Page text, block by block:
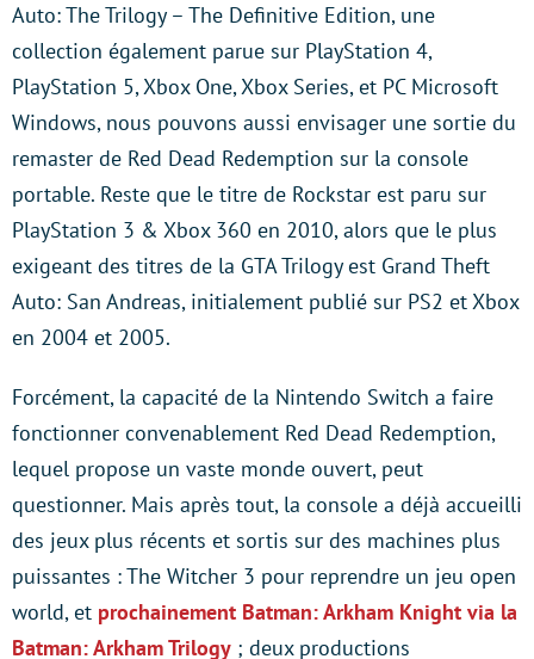
Auto: The Trilogy – The Definitive Edition, une
collection également parue sur PlayStation 4,
PlayStation 5, Xbox One, Xbox Series, et PC Microsoft
Windows, nous pouvons aussi envisager une sortie du
remaster de Red Dead Redemption sur la console
portable. Reste que le titre de Rockstar est paru sur
PlayStation 3 & Xbox 360 en 2010, alors que le plus
exigeant des titres de la GTA Trilogy est Grand Theft
Auto: San Andreas, initialement publié sur PS2 et Xbox
en 2004 et 2005.
Forcément, la capacité de la Nintendo Switch a faire
fonctionner convenablement Red Dead Redemption,
lequel propose un vaste monde ouvert, peut
questionner. Mais après tout, la console a déjà accueilli
des jeux plus récents et sortis sur des machines plus
puissantes : The Witcher 3 pour reprendre un jeu open
world, et prochainement Batman: Arkham Knight via la
Batman: Arkham Trilogy ; deux productions